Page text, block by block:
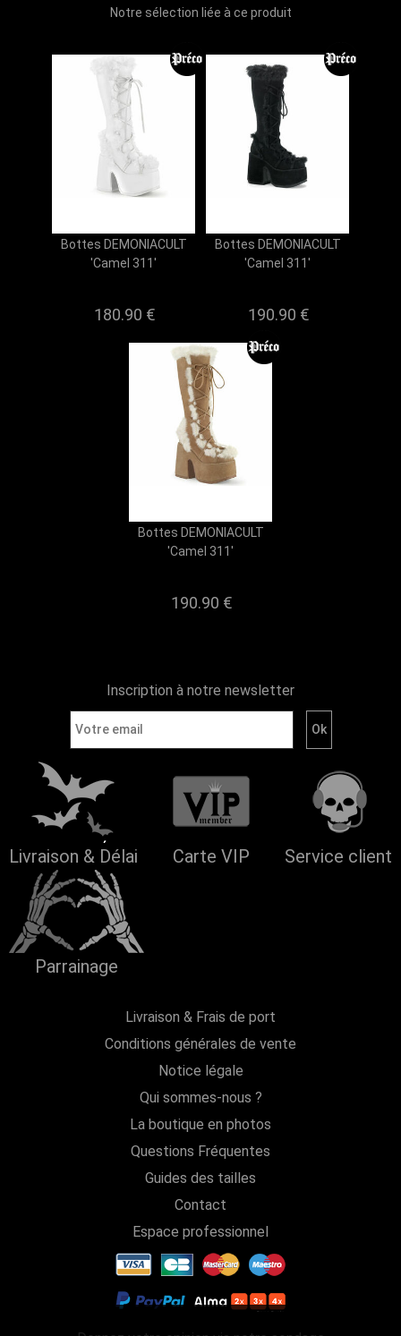
Notre sélection liée à ce produit
Bottes DEMONIACULT
'Camel 311'
180.90 €
Bottes DEMONIACULT
'Camel 311'
190.90 €
Bottes DEMONIACULT
'Camel 311'
190.90 €
Inscription à notre newsletter
Livraison & Délai Carte VIP Service client
Parrainage
Livraison & Frais de port
Conditions générales de vente
Notice légale
Qui sommes-nous ?
La boutique en photos
Questions Fréquentes
Guides des tailles
Contact
Espace professionnel